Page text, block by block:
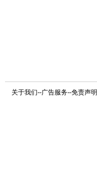
关于我们--广告服务--免责声明